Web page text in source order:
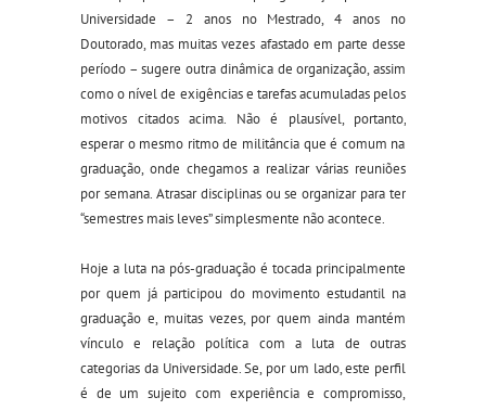
Universidade – 2 anos no Mestrado, 4 anos no
Doutorado, mas muitas vezes afastado em parte desse
período – sugere outra dinâmica de organização, assim
como o nível de exigências e tarefas acumuladas pelos
motivos citados acima. Não é plausível, portanto,
esperar o mesmo ritmo de militância que é comum na
graduação, onde chegamos a realizar várias reuniões
por semana. Atrasar disciplinas ou se organizar para ter
“semestres mais leves” simplesmente não acontece.
Hoje a luta na pós-graduação é tocada principalmente
por quem já participou do movimento estudantil na
graduação e, muitas vezes, por quem ainda mantém
vínculo e relação política com a luta de outras
categorias da Universidade. Se, por um lado, este perfil
é de um sujeito com experiência e compromisso,